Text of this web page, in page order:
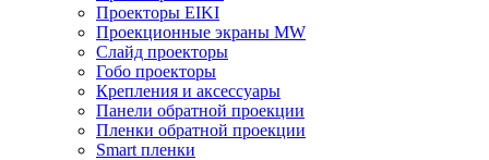
Проекторы EIKI
Проекционные экраны MW
Слайд проекторы
Гобо проекторы
Крепления и аксессуары
Панели обратной проекции
Пленки обратной проекции
Smart пленки